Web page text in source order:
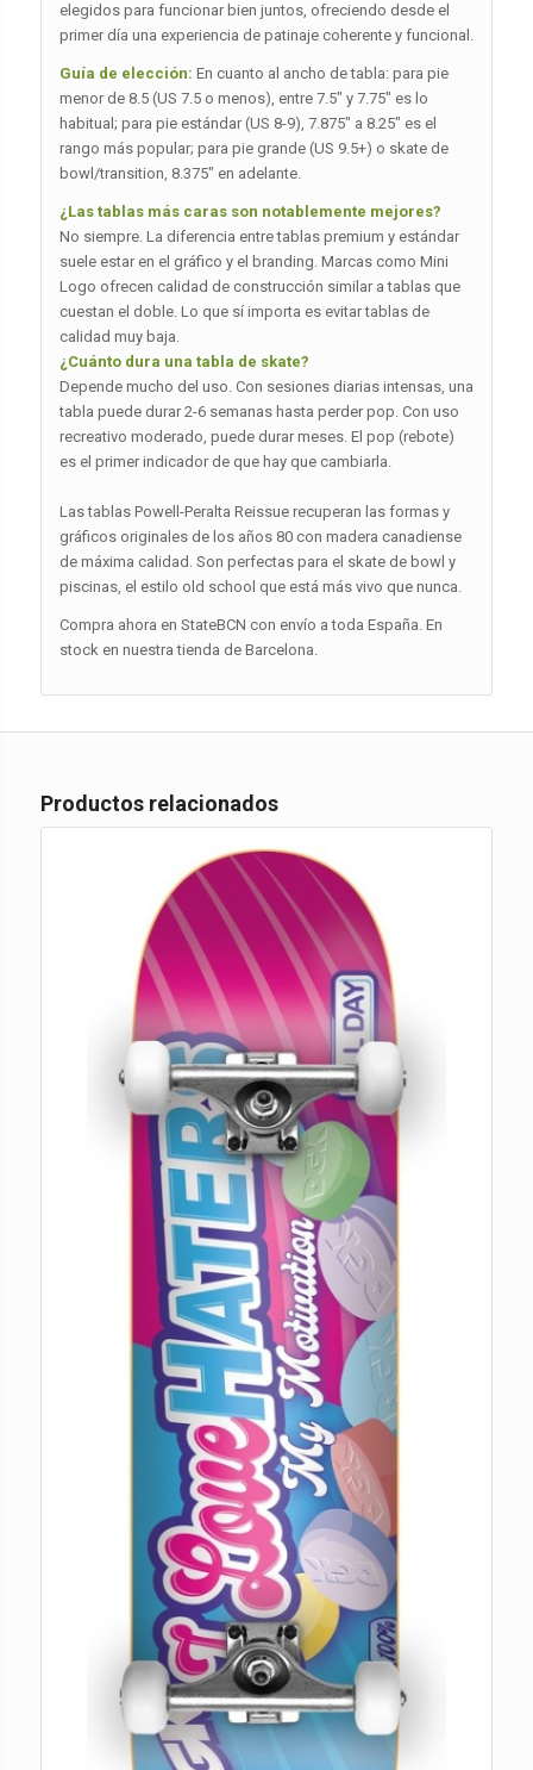
elegidos para funcionar bien juntos, ofreciendo desde el
primer día una experiencia de patinaje coherente y funcional.
Guía de elección: En cuanto al ancho de tabla: para pie
menor de 8.5 (US 7.5 o menos), entre 7.5″ y 7.75″ es lo
habitual; para pie estándar (US 8-9), 7.875″ a 8.25″ es el
rango más popular; para pie grande (US 9.5+) o skate de
bowl/transition, 8.375″ en adelante.
¿Las tablas más caras son notablemente mejores?
No siempre. La diferencia entre tablas premium y estándar
suele estar en el gráfico y el branding. Marcas como Mini
Logo ofrecen calidad de construcción similar a tablas que
cuestan el doble. Lo que sí importa es evitar tablas de
calidad muy baja.
¿Cuánto dura una tabla de skate?
Depende mucho del uso. Con sesiones diarias intensas, una
tabla puede durar 2-6 semanas hasta perder pop. Con uso
recreativo moderado, puede durar meses. El pop (rebote)
es el primer indicador de que hay que cambiarla.
Las tablas Powell-Peralta Reissue recuperan las formas y
gráficos originales de los años 80 con madera canadiense
de máxima calidad. Son perfectas para el skate de bowl y
piscinas, el estilo old school que está más vivo que nunca.
Compra ahora en StateBCN con envío a toda España. En
stock en nuestra tienda de Barcelona.
Productos relacionados